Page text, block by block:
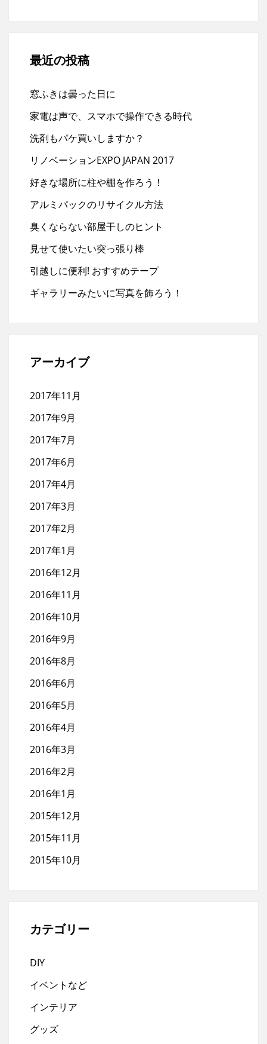
最近の投稿
窓ふきは曇った日に
家電は声で、スマホで操作できる時代
洗剤もパケ買いしますか？
リノベーションEXPO JAPAN 2017
好きな場所に柱や棚を作ろう！
アルミパックのリサイクル方法
臭くならない部屋干しのヒント
見せて使いたい突っ張り棒
引越しに便利! おすすめテープ
ギャラリーみたいに写真を飾ろう！
アーカイブ
2017年11月
2017年9月
2017年7月
2017年6月
2017年4月
2017年3月
2017年2月
2017年1月
2016年12月
2016年11月
2016年10月
2016年9月
2016年8月
2016年6月
2016年5月
2016年4月
2016年3月
2016年2月
2016年1月
2015年12月
2015年11月
2015年10月
カテゴリー
DIY
イベントなど
インテリア
グッズ